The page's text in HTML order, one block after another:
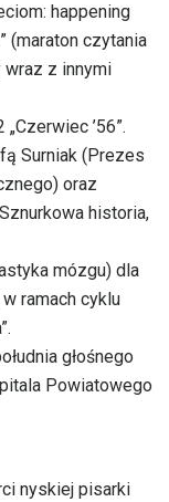
happening
(maraton czytania
wraz z innymi
’56”.
Surniak (Prezes
oraz
historia,
mózgu) dla
ramach cyklu
głośnego
Powiatowego
nyskiej pisarki